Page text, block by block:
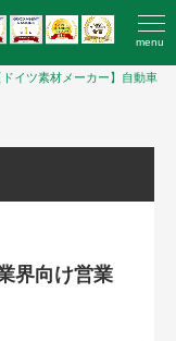
menu
ドイツ素材メーカー】自動車
界向け営業